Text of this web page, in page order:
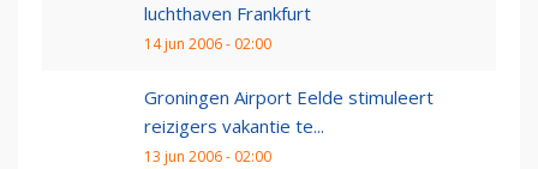
luchthaven Frankfurt
14 jun 2006 - 02:00
Groningen Airport Eelde stimuleert
reizigers vakantie te...
13 jun 2006 - 02:00